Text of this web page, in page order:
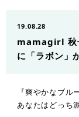
19.08.28
mamagirl 秋
に「ラボン」
『爽やかなブ
あなたはどっち